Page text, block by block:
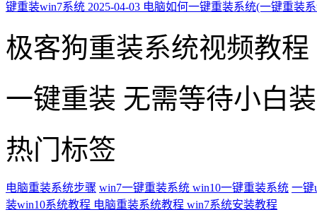
键重装win7系统 2025-04-03 电脑如何一键重装系统(一键重装
极客狗重装系统视频教程
一键重装 无需等待小白
热门标签
电脑重装系统步骤 win7一键重装系统 win10一键重装系统 一键
装win10系统教程 电脑重装系统教程 win7系统安装教程